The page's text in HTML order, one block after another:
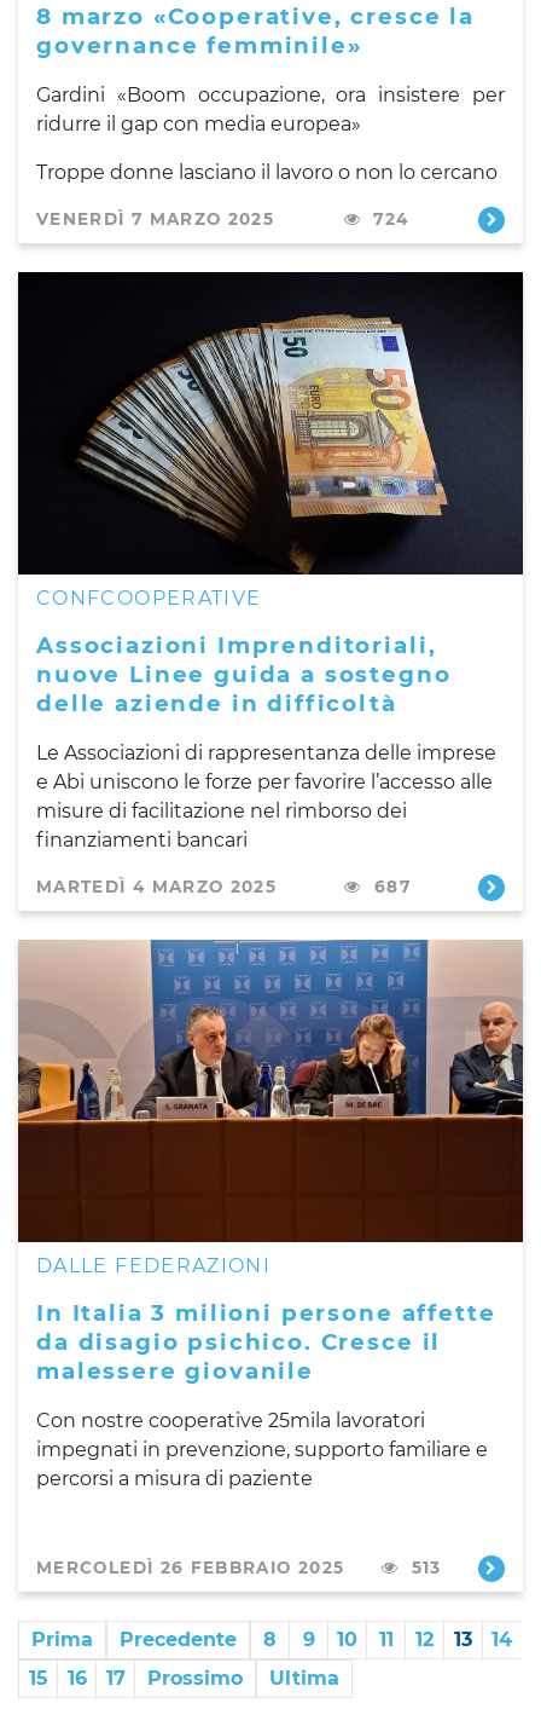
8 marzo «Cooperative, cresce la
governance femminile»
Gardini «Boom occupazione, ora insistere per
ridurre il gap con media europea»
Troppe donne lasciano il lavoro o non lo cercano
VENERDÌ 7 MARZO 2025 724
CONFCOOPERATIVE
Associazioni Imprenditoriali,
nuove Linee guida a sostegno
delle aziende in difficoltà
Le Associazioni di rappresentanza delle imprese
e Abi uniscono le forze per favorire l’accesso alle
misure di facilitazione nel rimborso dei
finanziamenti bancari
MARTEDÌ 4 MARZO 2025 687
DALLE FEDERAZIONI
In Italia 3 milioni persone affette
da disagio psichico. Cresce il
malessere giovanile
Con nostre cooperative 25mila lavoratori
impegnati in prevenzione, supporto familiare e
percorsi a misura di paziente
MERCOLEDÌ 26 FEBBRAIO 2025 513
Prima Precedente 8 9 10 11 12 13
14
15
16 17 Prossimo Ultima